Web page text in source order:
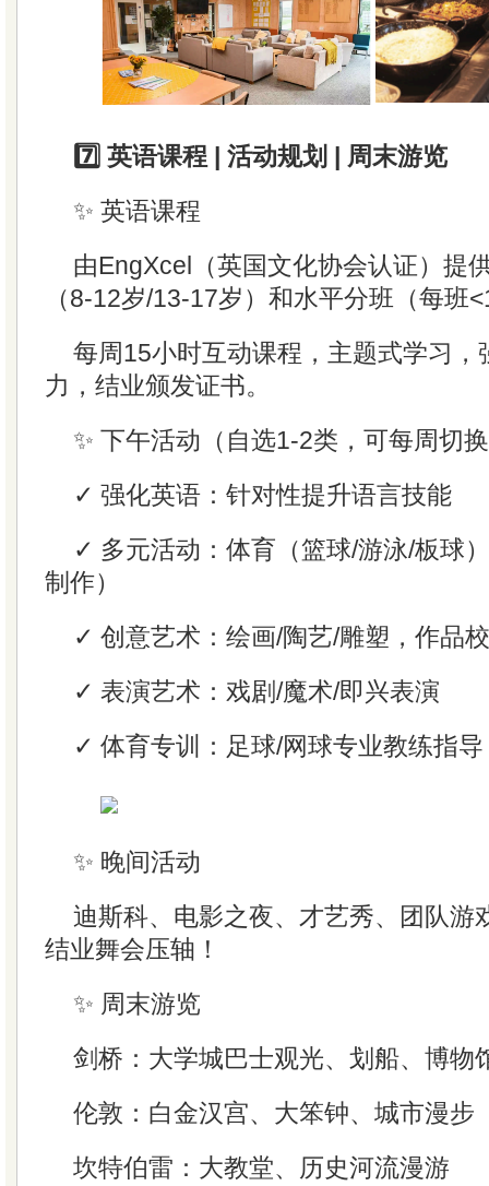
7️⃣ 英语课程 | 活动规划 | 周末游览
✨ 英语课程
由EngXcel（英国文化协会认证）提
（8-12岁/13-17岁）和水平分班（每班
每周15小时互动课程，主题式学习，
力，结业颁发证书。
✨ 下午活动（自选1-2类，可每周切
✓ 强化英语：针对性提升语言技能
✓ 多元活动：体育（篮球/游泳/板球
制作）
✓ 创意艺术：绘画/陶艺/雕塑，作品
✓ 表演艺术：戏剧/魔术/即兴表演
✓ 体育专训：足球/网球专业教练指导
✨ 晚间活动
迪斯科、电影之夜、才艺秀、团队游
结业舞会压轴！
✨ 周末游览
剑桥：大学城巴士观光、划船、博物
伦敦：白金汉宫、大笨钟、城市漫步
坎特伯雷：大教堂、历史河流漫游